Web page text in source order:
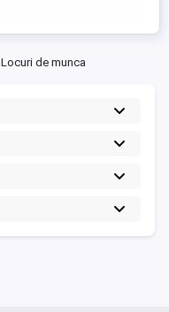
Locuri de munca